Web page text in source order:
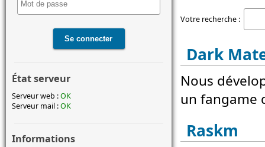
État serveur
Serveur web :OK
Serveur mail :OK
Informations
Votre recherche :
Dark
Nous
un fangame
Raskm